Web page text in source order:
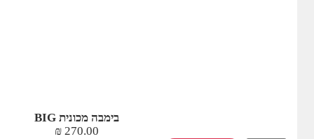
בימבה מכונית BIG
270.00
₪